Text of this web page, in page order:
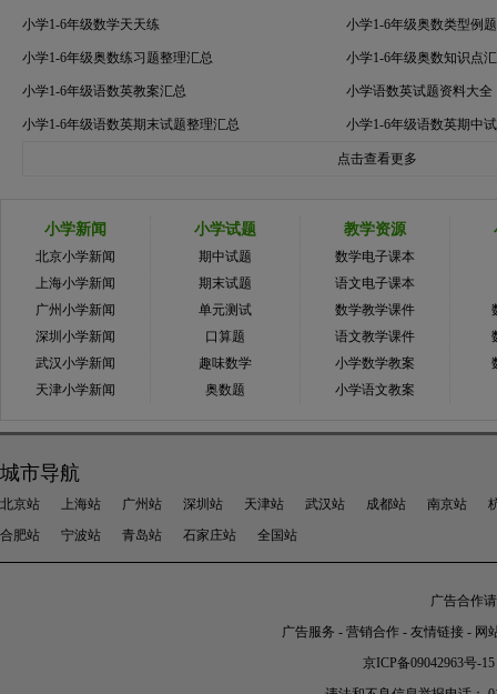
小学1-6年级数学天天练 小学1-6年级奥数类型例
小学1-6年级奥数练习题整理汇总 小学1-6年级奥数知识点
小学1-6年级语数英教案汇总 小学语数英试题资料大全
小学1-6年级语数英期末试题整理汇总 小学1-6年级语数英期中
点击查看更多
小学新闻
北京小学新闻
上海小学新闻
广州小学新闻
深圳小学新闻
武汉小学新闻
天津小学新闻
小学试题
期中试题
期末试题
单元测试
口算题
趣味数学
奥数题
教学资源
数学电子课本
语文电子课本
数学教学课件
语文教学课件
小学数学教案
小学语文教案
城市导航
北京站 上海站 广州站 深圳站 天津站 武汉站 成都站 南京站
合肥站
宁波站 青岛站 石家庄站 全国站
广告合作
广告服务 - 营销合作 - 友情链接 - 网
京ICP备09042963号-15